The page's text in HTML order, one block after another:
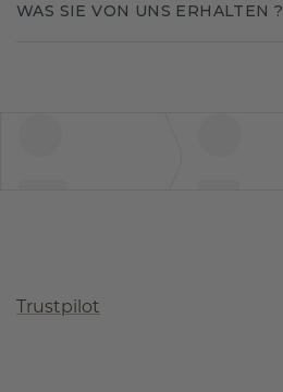
WAS SIE VON UNS ERHALTEN ?
Trustpilot